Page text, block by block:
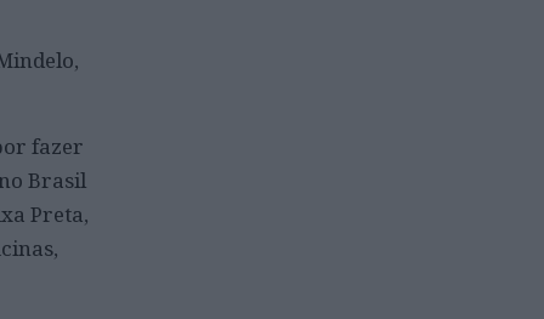
fazer
Brasil
Preta,